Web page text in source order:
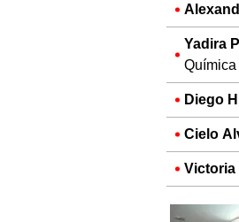
Yadira
Química
Diego
Cielo
Victoria